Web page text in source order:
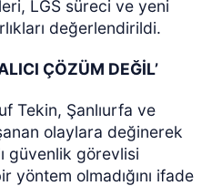
LGS süreci ve yeni
değerlendirildi.
ÇÖZÜM DEĞİL’
Tekin, Şanlıurfa ve
olaylara değinerek
güvenlik görevlisi
olmadığını ifade